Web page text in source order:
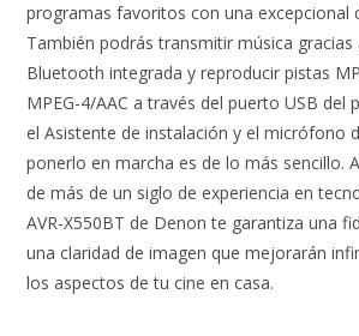
programas favoritos con una excepcional
También podrás transmitir música gracias
Bluetooth integrada y reproducir pistas
MPEG-4/AAC a través del puerto USB del
el Asistente de instalación y el micrófono
ponerlo en marcha es de lo más sencillo.
de más de un siglo de experiencia en
AVR-X550BT de Denon te garantiza una
una claridad de imagen que mejorarán
los aspectos de tu cine en casa.